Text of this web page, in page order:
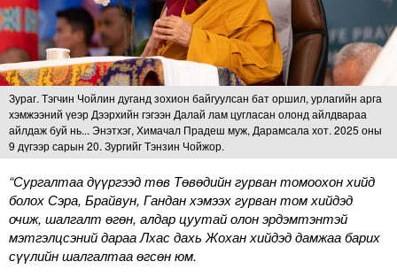
Зураг. Тэгчин Чойлин дуганд зохион байгуулсан бат оршил, урлагийн арга
хэмжээний үеэр Дээрхийн гэгээн Далай лам цугласан олонд айлдвараа
айлдаж буй нь... Энэтхэг, Химачал Прадеш муж, Дарамсала хот. 2025 оны
9 дүгээр сарын 20. Зургийг Тэнзин Чойжор.
“Сургалтаа дүүргээд төв Төвөдийн гурван томоохон хийд
болох Сэра, Брайвун, Гандан хэмээх гурван том хийдэд
очиж, шалгалт өгөн, алдар цуутай олон эрдэмтэнтэй
мэтгэлцсэний дараа Лхас дахь Жохан хийдэд дамжаа барих
сүүлийн шалгалтаа өгсөн юм.